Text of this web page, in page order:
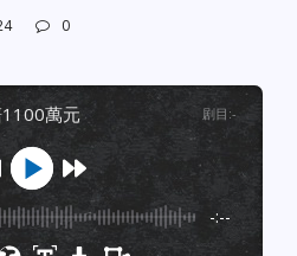
0
1100萬元 剧目 :-
-:--